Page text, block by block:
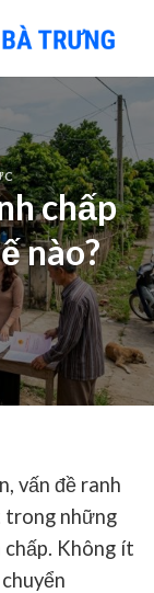
chấp
nào?
vấn đề ranh
trong những
chấp. Không ít